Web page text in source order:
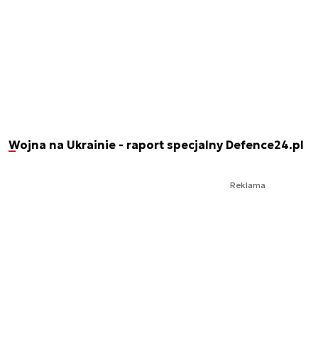
Wojna na Ukrainie - raport specjalny Defence24.pl
Reklama